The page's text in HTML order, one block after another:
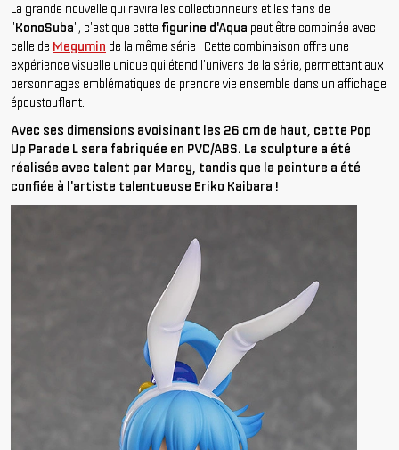
La grande nouvelle qui ravira les collectionneurs et les fans de
"KonoSuba", c'est que cette figurine d'Aqua peut être combinée avec
celle de Megumin de la même série ! Cette combinaison offre une
expérience visuelle unique qui étend l'univers de la série, permettant aux
personnages emblématiques de prendre vie ensemble dans un affichage
époustouflant.
Avec ses dimensions avoisinant les 26 cm de haut, cette Pop
Up Parade L sera fabriquée en PVC/ABS. La sculpture a été
réalisée avec talent par Marcy, tandis que la peinture a été
confiée à l'artiste talentueuse Eriko Kaibara !